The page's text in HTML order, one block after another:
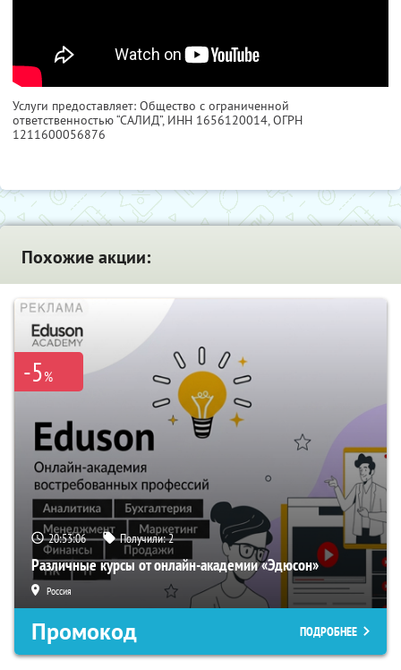
Услуги предоставляет: Общество с ограниченной
ответственностью “САЛИД”, ИНН 1656120014, ОГРН
1211600056876
Похожие акции:
-5%
20:53:06 Получили:2
Различные курсы от онлайн-академии «Эдюсон»
Россия
Промокод ПОДРОБНЕЕ